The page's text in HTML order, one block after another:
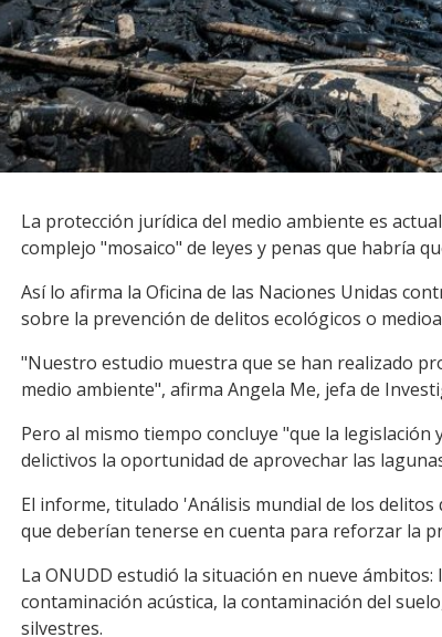
Facebook
WhatsApp
Email
Link
La protección jurídica del medio ambiente es
complejo "mosaico" de leyes y penas que habría
Así lo afirma la Oficina de las Naciones Unidas
sobre la prevención de delitos ecológicos o
"Nuestro estudio muestra que se han realizado
medio ambiente", afirma Angela Me, jefa de
Pero al mismo tiempo concluye "que la
delictivos la oportunidad de aprovechar las
El informe, titulado 'Análisis mundial de los
que deberían tenerse en cuenta para reforzar la
La ONUDD estudió la situación en nueve
contaminación acústica, la contaminación del
silvestres.